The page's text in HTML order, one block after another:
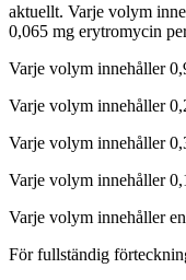
aktuellt. Varje volym
0,065 mg erytromycin
Varje volym innehåller
Varje volym innehåller
Varje volym innehåller
Varje volym innehåller
Varje volym innehåller
För fullständig